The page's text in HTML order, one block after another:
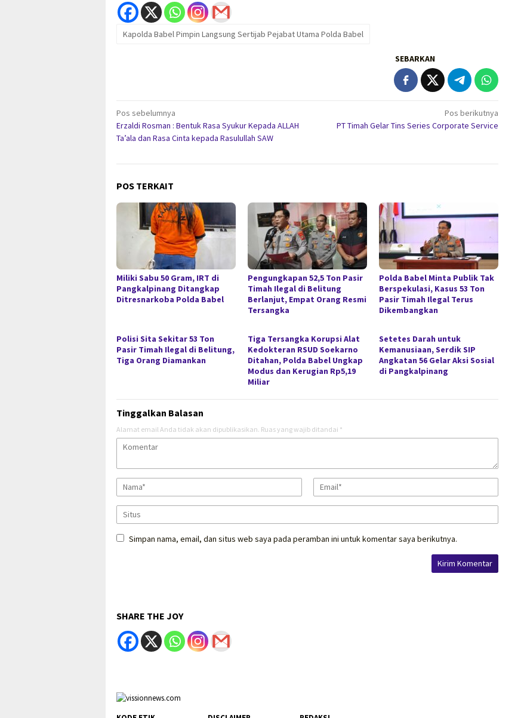
Kapolda Babel Pimpin Langsung Sertijab Pejabat Utama Polda Babel
SEBARKAN
Navigasi
pos
Pos sebelumnya
Erzaldi Rosman : Bentuk Rasa Syukur Kepada ALLAH
Ta’ala dan Rasa Cinta kepada Rasulullah SAW
Pos berikutnya
PT Timah Gelar Tins Series Corporate Service
POS TERKAIT
Miliki Sabu 50 Gram, IRT di
Pangkalpinang Ditangkap
Ditresnarkoba Polda Babel
Pengungkapan 52,5 Ton Pasir
Timah Ilegal di Belitung
Berlanjut, Empat Orang Resmi
Tersangka
Polda Babel Minta Publik Tak
Berspekulasi, Kasus 53 Ton
Pasir Timah Ilegal Terus
Dikembangkan
Polisi Sita Sekitar 53 Ton
Pasir Timah Ilegal di Belitung,
Tiga Orang Diamankan
Tiga Tersangka Korupsi Alat
Kedokteran RSUD Soekarno
Ditahan, Polda Babel Ungkap
Modus dan Kerugian Rp5,19
Miliar
Setetes Darah untuk
Kemanusiaan, Serdik SIP
Angkatan 56 Gelar Aksi Sosial
di Pangkalpinang
Tinggalkan Balasan
Alamat email Anda tidak akan dipublikasikan. Ruas yang wajib ditandai *
Simpan nama, email, dan situs web saya pada peramban ini untuk komentar saya berikutnya.
SHARE THE JOY